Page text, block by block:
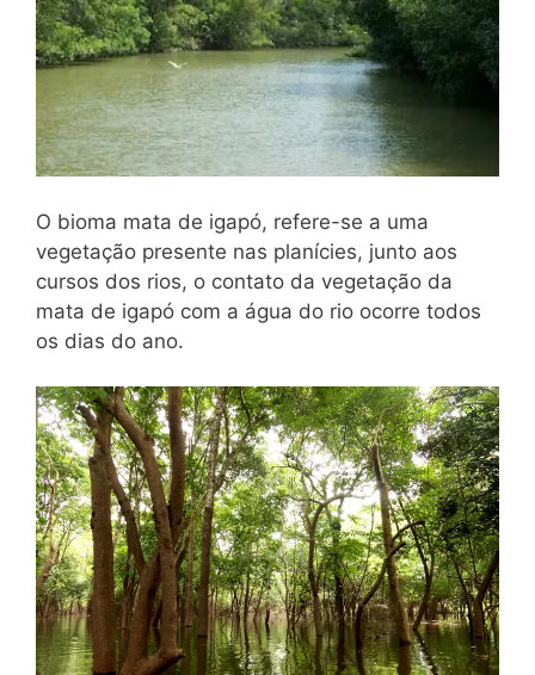
O bioma mata de igapó, refere-se a uma
vegetação presente nas planícies, junto aos
cursos dos rios, o contato da vegetação da
mata de igapó com a água do rio ocorre todos
os dias do ano.